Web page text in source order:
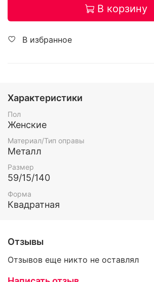
В корзину
В избранное
Характеристики
Пол
Женские
Материал/Тип оправы
Металл
Размер
59/15/140
Форма
Квадратная
Отзывы
Отзывов еще никто не оставлял